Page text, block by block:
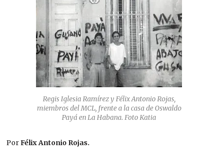
Regis Iglesia Ramírez y Félix Antonio Rojas,
miembros del MCL, frente a la casa de Oswaldo
Payá en La Habana. Foto Katia
PorFélix Antonio Rojas.